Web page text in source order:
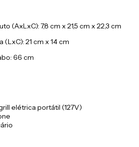
(AxLxC): 7,8 cm x 21,5 cm x 22,3 cm
(LxC): 21 cm x 14 cm
66 cm
elétrica portátil (127V)